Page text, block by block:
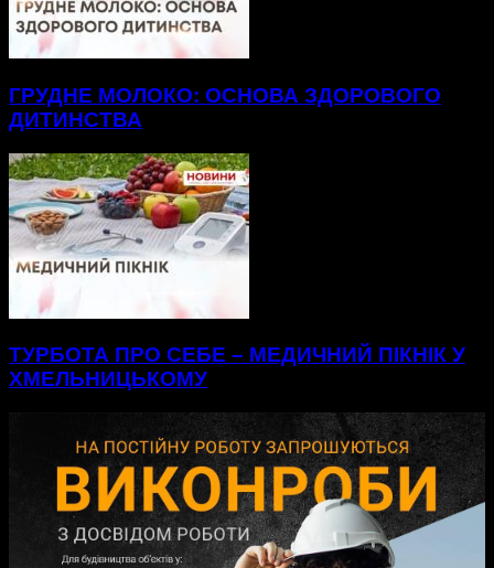
ГРУДНЕ МОЛОКО: ОСНОВА ЗДОРОВОГО
ДИТИНСТВА
ТУРБОТА ПРО СЕБЕ – МЕДИЧНИЙ ПІКНІК У
ХМЕЛЬНИЦЬКОМУ